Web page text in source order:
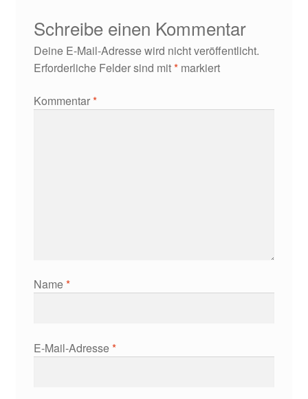
Schreibe einen Kommentar
Deine E-Mail-Adresse wird nicht veröffentlicht.
Erforderliche Felder sind mit*markiert
Kommentar*
Name*
E-Mail-Adresse*